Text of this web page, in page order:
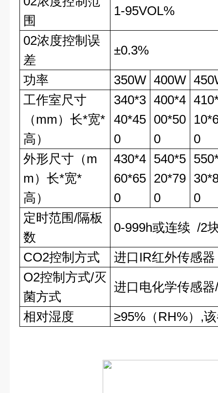
围
1-95VOL%
02浓度控制误
差
±0.3%
功率 350W 400W
工作室尺寸
（mm）长*宽*
高）
340*3
40*45
0
400*4
00*50
0
0
外形尺寸（m
m）长*宽*
高）
430*4
60*65
0
540*5
20*79
0
0
定时范围/隔板
数
0-999h或连续 /2
CO2控制方式
进口IR红外传感器
O2控制方式/灭
菌方式
进口电化学传感
相对湿度 ≥95%（RH%）,